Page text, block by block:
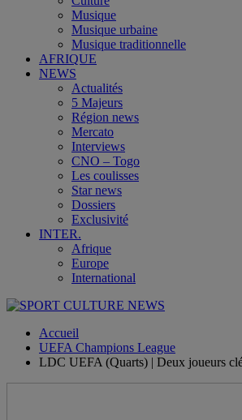
Musique
Musique urbaine
Musique traditionnelle
AFRIQUE
NEWS
Actualités
5 Majeurs
Région news
Mercato
Interviews
CNO – Togo
Les coulisses
Star news
Dossiers
Exclusivité
INTER.
Afrique
Europe
International
Accueil
UEFA Champions League
LDC UEFA (Quarts) | Deux joueurs